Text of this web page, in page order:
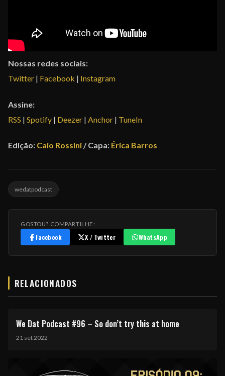
Nossas redes sociais:
Twitter | Facebook | Instagram
Assine:
RSS | Spotify | Deezer | Anchor | TuneIn
Edição: Caio Rossini / Capa: Érica Barros
wedatpodcast
GOSTOU? COMPARTILHE:
Facebook X / Twitter WhatsApp
RELACIONADOS
We Dat Podcast #96 – So don’t try this at home
21 set 2022